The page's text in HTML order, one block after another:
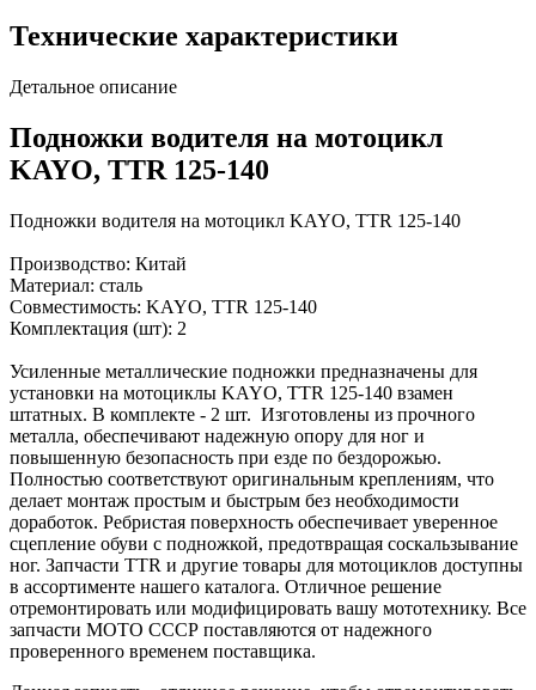
Технические характеристики
Детальное описание
Подножки водителя на мотоцикл
KAYO, TTR 125-140
Подножки водителя на мотоцикл KAYO, TTR 125-140
Производство: Китай
Материал: сталь
Совместимость: KAYO, TTR 125-140
Комплектация (шт): 2
Усиленные металлические подножки предназначены для
установки на мотоциклы KAYO, TTR 125-140 взамен
штатных. В комплекте - 2 шт. Изготовлены из прочного
металла, обеспечивают надежную опору для ног и
повышенную безопасность при езде по бездорожью.
Полностью соответствуют оригинальным креплениям, что
делает монтаж простым и быстрым без необходимости
доработок. Ребристая поверхность обеспечивает уверенное
сцепление обуви с подножкой, предотвращая соскальзывание
ног. Запчасти TTR и другие товары для мотоциклов доступны
в ассортименте нашего каталога. Отличное решение
отремонтировать или модифицировать вашу мототехнику. Все
запчасти МОТО СССР поставляются от надежного
проверенного временем поставщика.